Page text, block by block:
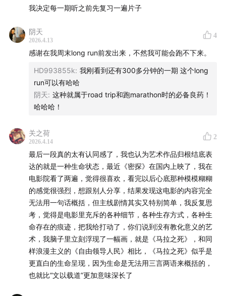
我决定每一期听之前先复习一遍片子
阴天
2026.4.13
4
感谢在我周末long run前发出来，不然我可能会跑不下来。
HD993855k: 我刚看到还有300多分钟的一期 这个long
run可以有哈哈
阴天: 这种就属于road trip和跑marathon时的必备良药！
哈哈哈！
关之荷
2026.4.14
2
最后一段真的太有认同感了，我也认为艺术作品归根结底表
达的就是一种生命状态，最近《密探》在国内上映了，我在
电影院看了两遍，觉得很喜欢，看完以后心底那种模模糊糊
的感觉很强烈，想跟别人分享，结果发现这电影的内容完全
无法用一句话概括，但主线剧情其实又特别简单，我反复思
考，觉得是电影里充斥的各种细节，各种生存方式，各种生
命存在的痕迹，把我给打动了，你们说到没有教化意义的艺
术，我脑子里立刻浮现了一幅画，就是《马拉之死》，和同
样浪漫主义的《自由领导人民》相比，《马拉之死》似乎是
更直白的生命呈现，因为生命是无法用三言两语来概括的，
也就比“文以载道”更加意味深长了